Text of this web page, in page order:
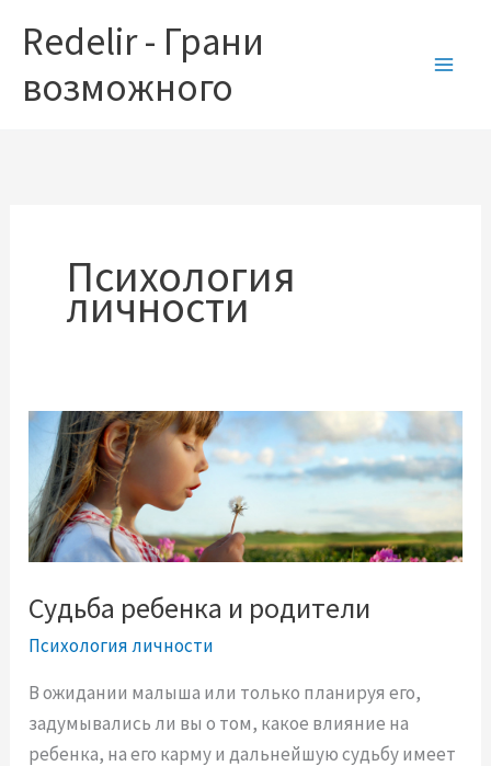
содержимому
Redelir - Грани
возможного
Психология
личности
Судьба ребенка и родители
Психология личности
В ожидании малыша или только планируя его,
задумывались ли вы о том, какое влияние на
ребенка, на его карму и дальнейшую судьбу имеет